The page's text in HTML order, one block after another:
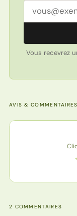
Adresse
Vous recevrez
AVIS & COMMENTAIRES
Note de la
2 COMMENTAIRES